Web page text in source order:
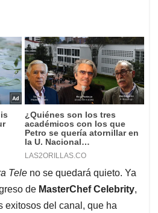
Tele no se quedará quieto. Ya
de MasterChef Celebrity,
exitosos del canal, que ha